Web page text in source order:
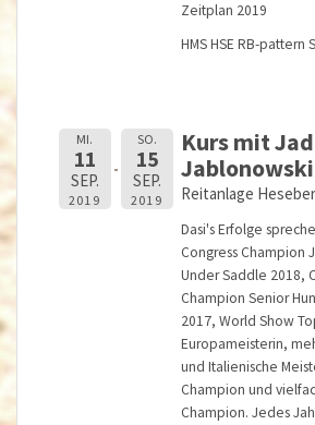
Zeitplan 2019
HMSHSE RB-pattern
MI.
11
SEP.
2019
SO.
15
SEP.
2019
Kurs mit
Jablonowski
Reitanlage
Dasi's Erfolge
Congress Champion
Under Saddle 2018,
Champion Senior
2017, World Show
Europameisterin,
und Italienische
Champion und
Champion. Jedes